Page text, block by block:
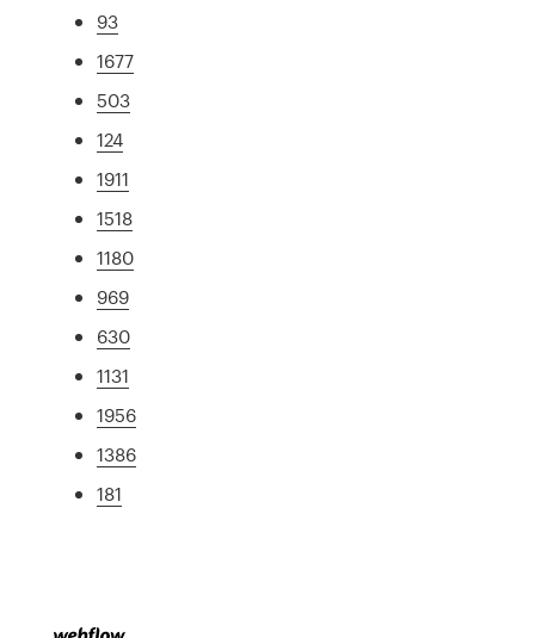
93
1677
503
124
1911
1518
1180
969
630
1131
1956
1386
181